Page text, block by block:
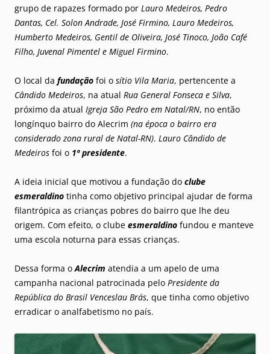
grupo de rapazes formado por Lauro Medeiros, Pedro
Dantas, Cel. Solon Andrade, José Firmino, Lauro Medeiros,
Humberto Medeiros, Gentil de Oliveira, José Tinoco, João Café
Filho, Juvenal Pimentel e Miguel Firmino.
O local da fundação foi o sítio Vila Maria, pertencente a
Cândido Medeiros, na atual Rua General Fonseca e Silva,
próximo da atual Igreja São Pedro em Natal/RN, no então
longínquo bairro do Alecrim (na época o bairro era
considerado zona rural de Natal-RN). Lauro Cândido de
Medeiros foi o 1º presidente.
A ideia inicial que motivou a fundação do clube
esmeraldino tinha como objetivo principal ajudar de forma
filantrópica as crianças pobres do bairro que lhe deu
origem. Com efeito, o clube esmeraldino fundou e manteve
uma escola noturna para essas crianças.
Dessa forma oAlecrim atendia a um apelo de uma
campanha nacional patrocinada pelo Presidente da
República do Brasil Venceslau Brás, que tinha como objetivo
erradicar o analfabetismo no país.